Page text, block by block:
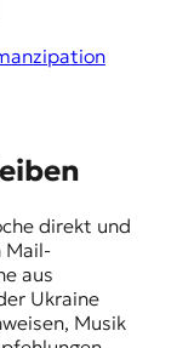
direkt und
Mail-
aus
Ukraine
Musik